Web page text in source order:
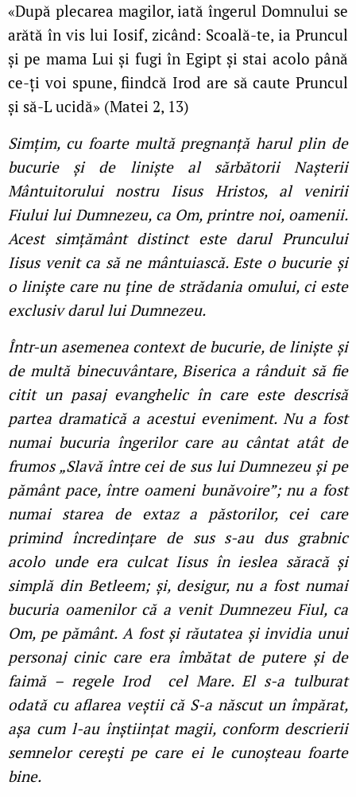
«După plecarea magilor, iată îngerul Domnului se
arătă în vis lui Iosif, zicând: Scoală-te, ia Pruncul
și pe mama Lui și fugi în Egipt și stai acolo până
ce-ți voi spune, fiindcă Irod are să caute Pruncul
și să-L ucidă» (Matei 2, 13)
Simțim, cu foarte multă pregnanță harul plin de
bucurie și de liniște al sărbătorii Nașterii
Mântuitorului nostru Iisus Hristos, al venirii
Fiului lui Dumnezeu, ca Om, printre noi, oamenii.
Acest simțământ distinct este darul Pruncului
Iisus venit ca să ne mântuiască. Este o bucurie și
o liniște care nu ține de strădania omului, ci este
exclusiv darul lui Dumnezeu.
Într-un asemenea context de bucurie, de liniște și
de multă binecuvântare, Biserica a rânduit să fie
citit un pasaj evanghelic în care este descrisă
partea dramatică a acestui eveniment. Nu a fost
numai bucuria îngerilor care au cântat atât de
frumos „Slavă între cei de sus lui Dumnezeu și pe
pământ pace, între oameni bunăvoire”; nu a fost
numai starea de extaz a păstorilor, cei care
primind încredințare de sus s-au dus grabnic
acolo unde era culcat Iisus în ieslea săracă și
simplă din Betleem; și, desigur, nu a fost numai
bucuria oamenilor că a venit Dumnezeu Fiul, ca
Om, pe pământ. A fost și răutatea și invidia unui
personaj cinic care era îmbătat de putere și de
faimă – regele Irod cel Mare. El s-a tulburat
odată cu aflarea veștii că S-a născut un împărat,
așa cum l-au înștiințat magii, conform descrierii
semnelor cerești pe care ei le cunoșteau foarte
bine.